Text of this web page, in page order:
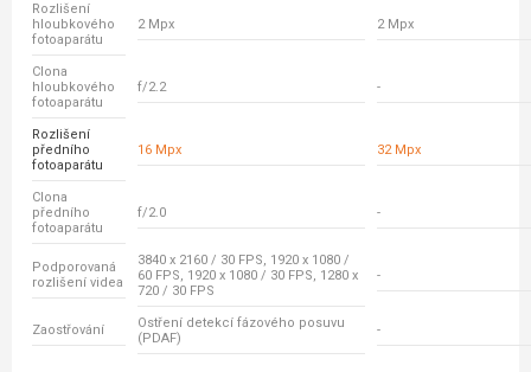
Rozlišení
hloubkového
fotoaparátu
2 Mpx 2 Mpx
Clona
hloubkového
fotoaparátu
f/2.2 -
Rozlišení
předního
fotoaparátu
16 Mpx 32 Mpx
Clona
předního
fotoaparátu
f/2.0 -
Podporovaná
rozlišení videa
3840 x 2160 / 30 FPS, 1920 x 1080 /
60 FPS, 1920 x 1080 / 30 FPS, 1280 x
720 / 30 FPS
-
Zaostřování
Ostření detekcí fázového posuvu
(PDAF)
-